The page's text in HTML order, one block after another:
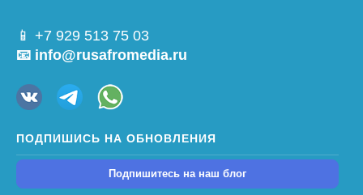
📱 +7 929 513 75 03
📧 info@rusafromedia.ru
ПОДПИШИСЬ НА ОБНОВЛЕНИЯ
Подпишитесь на наш блог